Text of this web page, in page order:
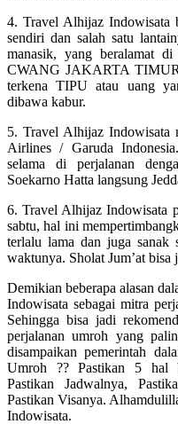
4. Travel Alhijaz Indowisata
sendiri dan salah satu
manasik, yang beralamat
CWANG JAKARTA
terkena TIPU atau uang
dibawa kabur.
5. Travel Alhijaz Indowisata
Airlines / Garuda
selama di perjalanan
Soekarno Hatta langsung
6. Travel Alhijaz Indowisata
sabtu, hal ini
terlalu lama dan juga sanak
waktunya. Sholat Jum’at
Demikian beberapa alasan
Indowisata sebagai mitra
Sehingga bisa jadi
perjalanan umroh yang
disampaikan pemerintah
Umroh ?? Pastikan 5 hal
Pastikan Jadwalnya,
Pastikan Visanya.
Indowisata.